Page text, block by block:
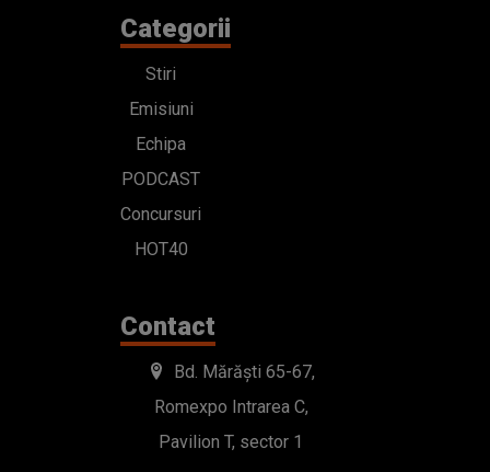
Categorii
Stiri
Emisiuni
Echipa
PODCAST
Concursuri
HOT40
Contact
Bd. Mărăști 65-67,
Romexpo Intrarea C,
Pavilion T, sector 1